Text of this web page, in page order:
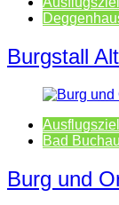
Burgstall
Bad Buchau
Burg und